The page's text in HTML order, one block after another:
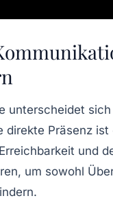
unterscheidet
direkte Präsenz ist
und
um sowohl